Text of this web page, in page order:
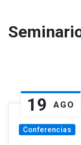
19 AGO
Conferencias